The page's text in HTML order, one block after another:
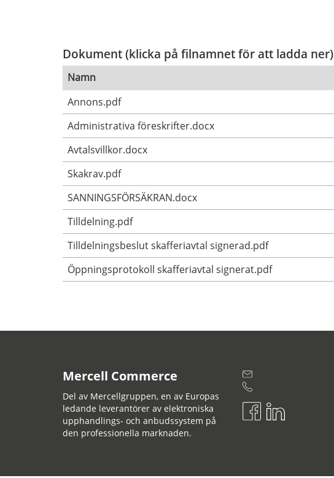
Dokument (klicka på filnamnet för att ladda ner)
Namn
Annons.pdf
Administrativa föreskrifter.docx
Avtalsvillkor.docx
Skakrav.pdf
SANNINGSFÖRSÄKRAN.docx
Tilldelning.pdf
Tilldelningsbeslut skafferiavtal signerad.pdf
Öppningsprotokoll skafferiavtal signerat.pdf
Mercell Commerce
Del av Mercellgruppen, en av Europas
ledande leverantörer av elektroniska
upphandlings- och anbudssystem på
den professionella marknaden.